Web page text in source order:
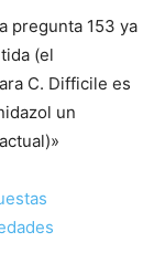
pregunta 153 ya
(el
C. Difficile es
un